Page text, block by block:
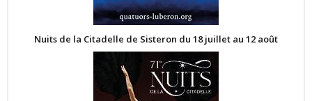
Nuits de la Citadelle de Sisteron du 18 juillet au 12 août